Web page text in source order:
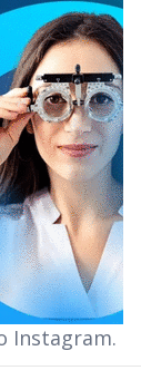
Instagram.